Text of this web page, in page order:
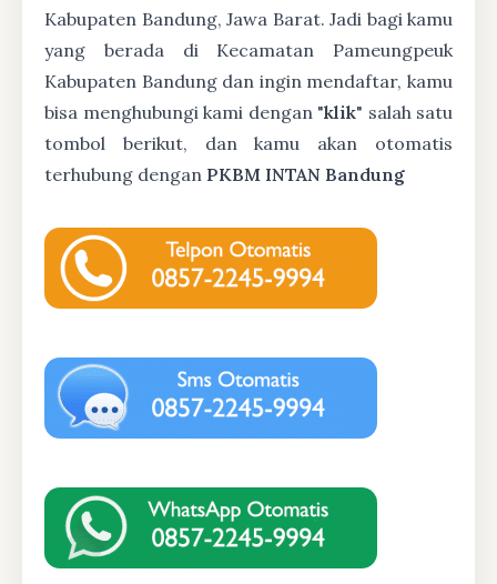
Kabupaten Bandung, Jawa Barat. Jadi bagi kamu
yang berada di Kecamatan Pameungpeuk
Kabupaten Bandung dan ingin mendaftar, kamu
bisa menghubungi kami dengan "klik" salah satu
tombol berikut, dan kamu akan otomatis
terhubung dengan PKBM INTAN Bandung